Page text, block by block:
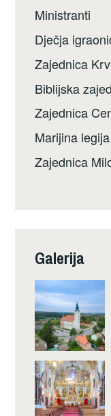
Ministranti
Dječja
Zajednica
Biblijska
Zajednica
Marijina legija
Zajednica
Galerija